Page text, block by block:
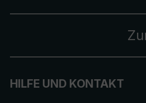
HILFE UND KONTAKT